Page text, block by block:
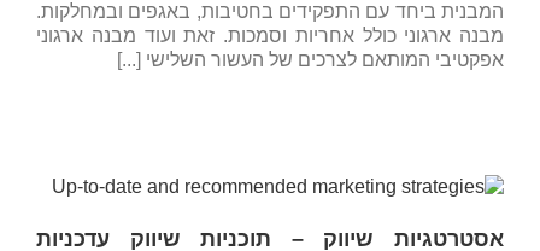
המבנית ביחד עם התפקידים בחטיבות, באגפים ובמחלקות.
מבנה ארגוני כולל אחריות וסמכות. זאת ועוד מבנה ארגוני
אפקטיבי המותאם לצרכים של העשור השלישי [...]
אסטרטגיות שיווק – תוכניות שיווק עדכניות